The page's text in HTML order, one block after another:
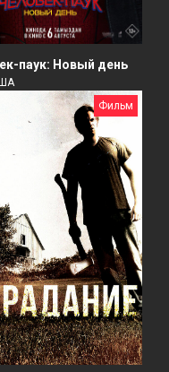
паук: Новый день
Фильм